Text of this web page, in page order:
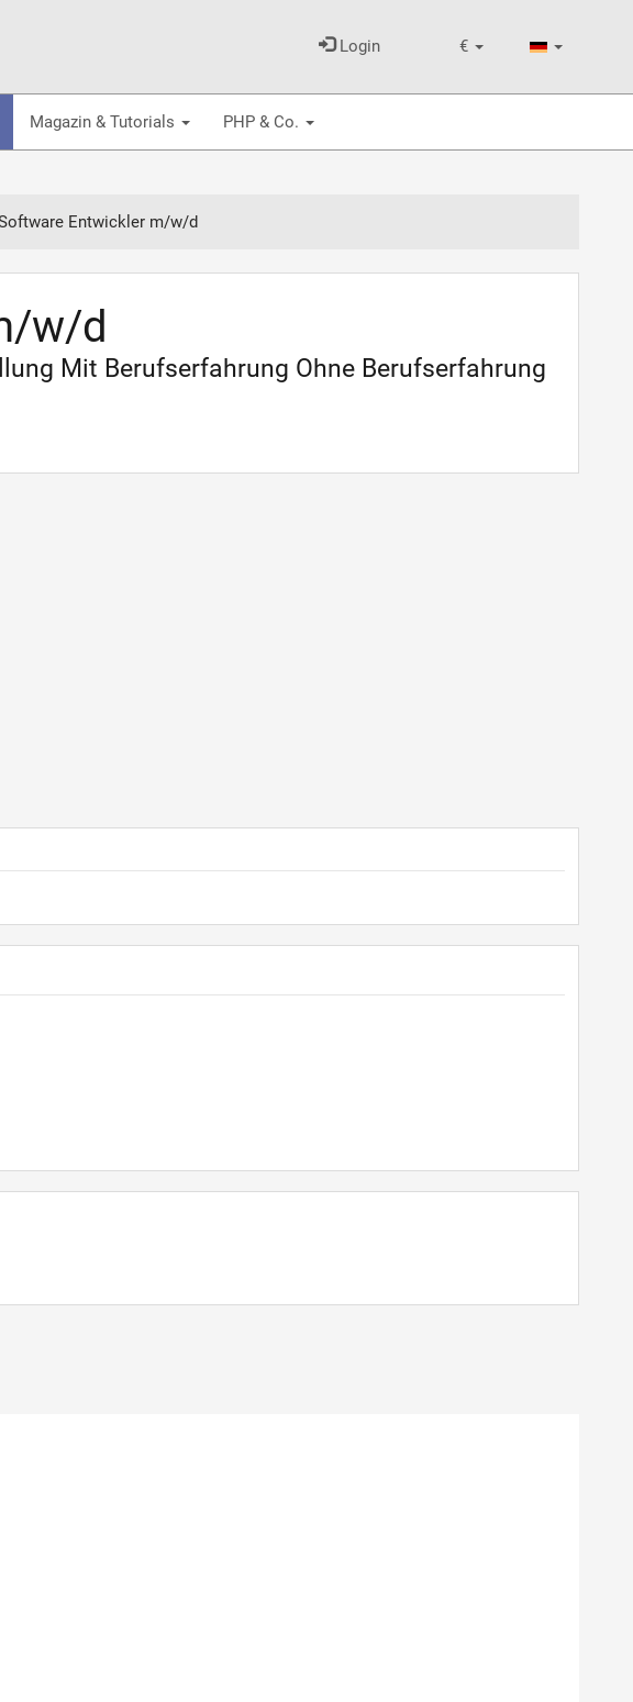
€
Login
Magazin & Tutorials PHP & Co.
Entwickler m/w/d
w/d
Mit Berufserfahrung Ohne Berufserfahrung